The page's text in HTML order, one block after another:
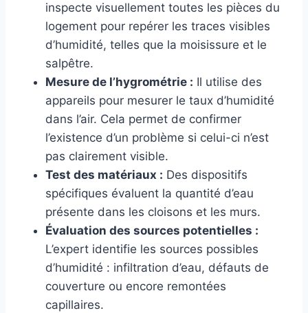
inspecte visuellement toutes les pièces du
logement pour repérer les traces visibles
d’humidité, telles que la moisissure et le
salpêtre.
Mesure de l’hygrométrie : Il utilise des
appareils pour mesurer le taux d’humidité
dans l’air. Cela permet de confirmer
l’existence d’un problème si celui-ci n’est
pas clairement visible.
Test des matériaux : Des dispositifs
spécifiques évaluent la quantité d’eau
présente dans les cloisons et les murs.
Évaluation des sources potentielles :
L’expert identifie les sources possibles
d’humidité : infiltration d’eau, défauts de
couverture ou encore remontées
capillaires.